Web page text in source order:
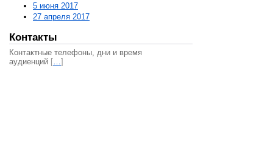
5 июня 2017
27 апреля 2017
Контакты
Контактные телефоны, дни и время
аудиенций […]